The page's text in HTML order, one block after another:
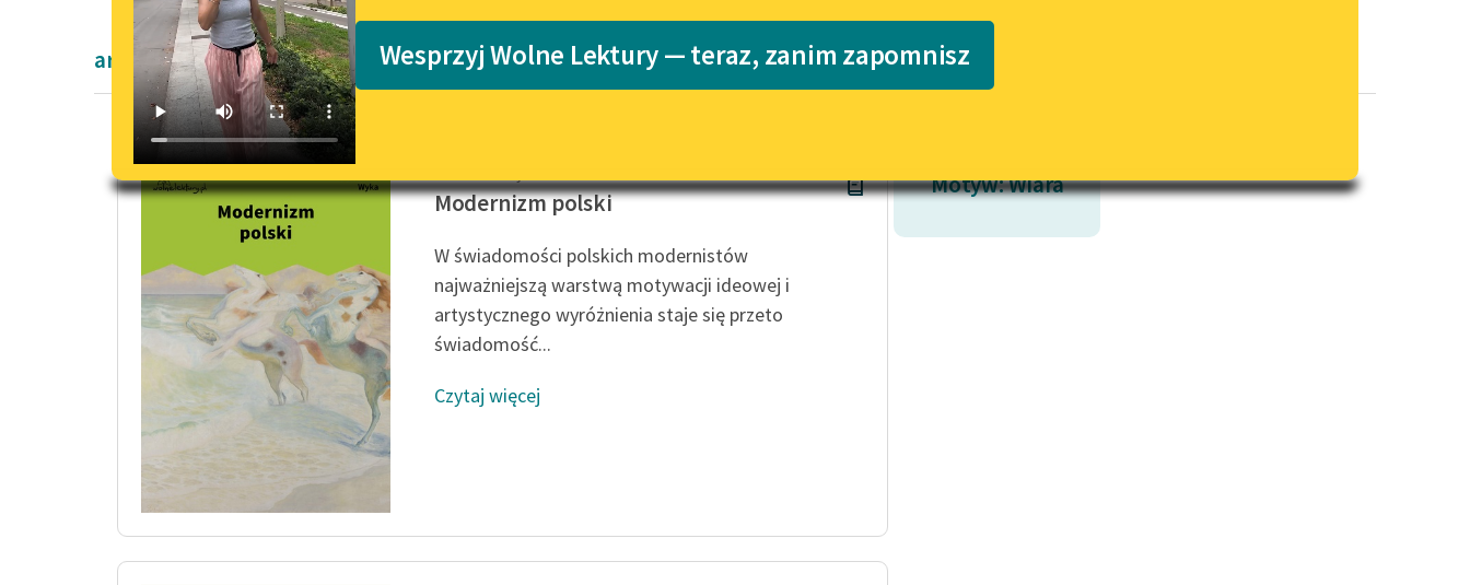
Lektury szkolne i klasyka
literatury do słuchania dla
E-kolekcja lektur szkolnych i
literatury do słuchania dla
niepełnosprawnościami
Feministyczne inspiracje.
Popularyzacja skandynawskiej
literatury feministycznej
Katalog
Katalog w formacie PDF
wrażliwych
Wesprzyj Wolne Lektury — teraz, zanim zapomnisz
artykuły naukowe
Modernizm polski
W świadomości polskich modernistów
najważniejszą warstwą motywacji ideowej i
artystycznego wyróżnienia staje się przeto
świadomość...
Czytaj więcej
Motyw: Wiara